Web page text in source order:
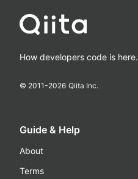
How developers code is here.
© 2011-2026 Qiita Inc.
Guide & Help
About
Terms